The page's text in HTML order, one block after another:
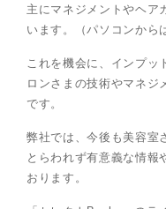
主にマネジメントやヘア
います。（パソコンから
これを機会に、インプッ
ロンさまの技術やマネジ
です。
弊社では、今後も美容室
とらわれず有意義な情報
おります。